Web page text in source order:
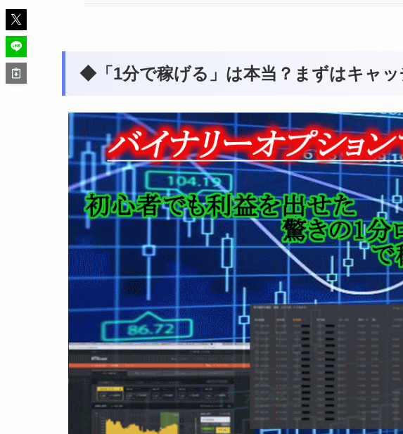
◆「1分で稼げる」は本当？まずはキャ